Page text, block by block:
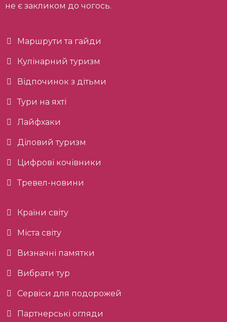
не є закликом до чогось.
Маршрути та гайди
Кулінарний туризм
Відпочинок з дітьми
Тури на яхті
Лайфхаки
Діловий туризм
Цифрові кочівники
Тревел-новини
Країни світу
Міста світу
Визначні памятки
Вибрати тур
Сервіси для подорожей
Партнерські огляди